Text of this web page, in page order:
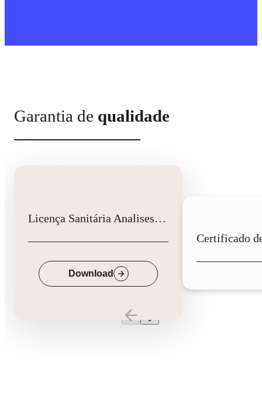
Garantia de qualidade
Licença Sanitária Analises Clinicas
Download